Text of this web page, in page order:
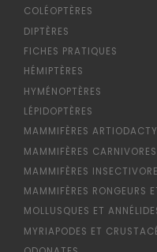
COLÉOPTÈRES
DIPTÈRES
FICHES PRATIQUES
HÉMIPTÈRES
HYMÉNOPTÈRES
LÉPIDOPTÈRES
MAMMIFÈRES
MAMMIFÈRES CARNIVORES
MAMMIFÈRES
MAMMIFÈRES RONGEURS
MOLLUSQUES ET
MYRIAPODES ET